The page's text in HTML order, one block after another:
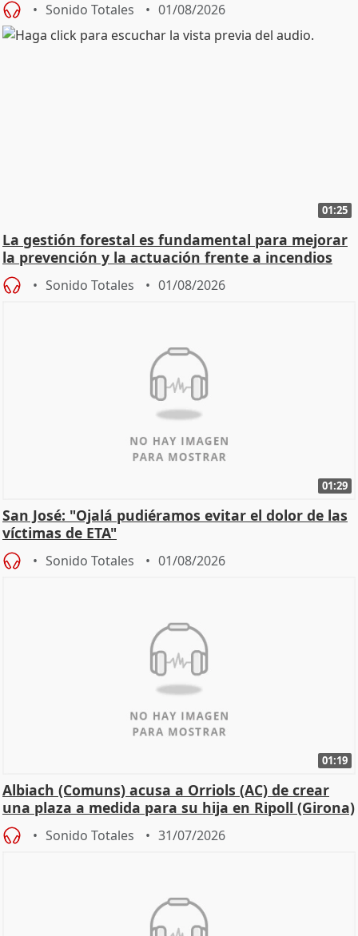
Sonido Totales 01/08/2026
01:25
La gestión forestal es fundamental para mejorar
la prevención y la actuación frente a incendios
Sonido Totales 01/08/2026
01:29
San José: "Ojalá pudiéramos evitar el dolor de las
víctimas de ETA"
Sonido Totales 01/08/2026
01:19
Albiach (Comuns) acusa a Orriols (AC) de crear
una plaza a medida para su hija en Ripoll (Girona)
Sonido Totales 31/07/2026